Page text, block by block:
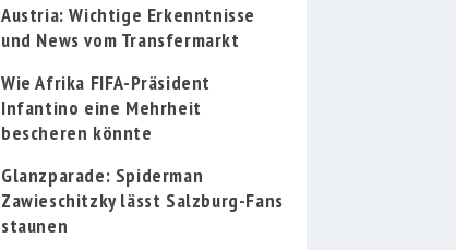
Austria: Wichtige Erkenntnisse
und News vom Transfermarkt
Wie Afrika FIFA-Präsident
Infantino eine Mehrheit
bescheren könnte
Glanzparade: Spiderman
Zawieschitzky lässt Salzburg-Fans
staunen